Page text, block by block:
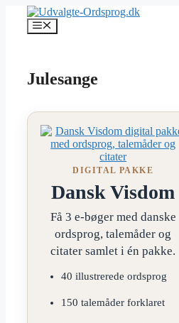
indhold
Menu
Julesange
DIGITAL PAKKE
Dansk Visdom
Få 3 e-bøger med danske
ordsprog, talemåder og
citater samlet i én pakke.
40 illustrerede ordsprog
150 talemåder forklaret